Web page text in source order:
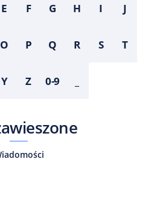
E F G H I J
O P Q R S T
Y Z 0-9
Wiadomości